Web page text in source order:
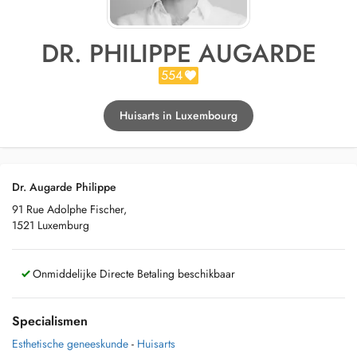
DR. PHILIPPE AUGARDE
554
Huisarts in Luxembourg
Dr. Augarde Philippe
91 Rue Adolphe Fischer,
1521 Luxemburg
Onmiddelijke Directe Betaling beschikbaar
Specialismen
Esthetische geneeskunde - Huisarts